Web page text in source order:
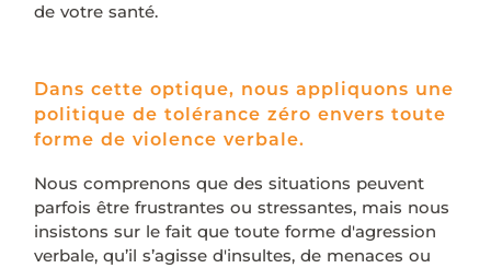
de votre santé.
Dans cette optique, nous appliquons une
politique de tolérance zéro envers toute
forme de violence verbale.
Nous comprenons que des situations peuvent
parfois être frustrantes ou stressantes, mais nous
insistons sur le fait que toute forme d'agression
verbale, qu’il s’agisse d'insultes, de menaces ou